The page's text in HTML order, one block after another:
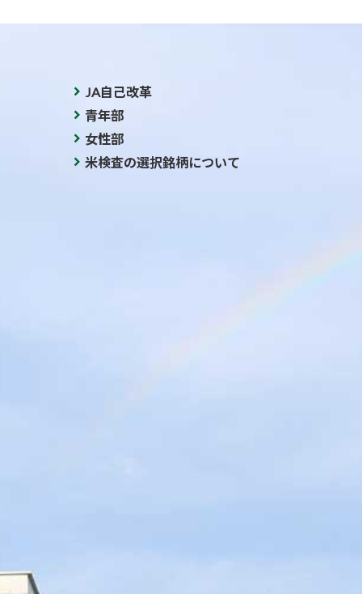
JA自己改革
青年部
女性部
米検査の選択銘柄について